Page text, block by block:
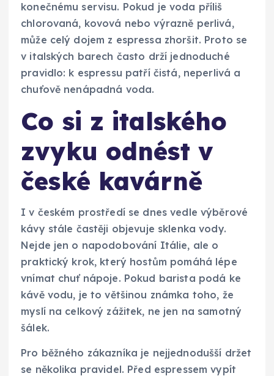
konečnému servisu. Pokud je voda příliš
chlorovaná, kovová nebo výrazně perlivá,
může celý dojem z espressa zhoršit. Proto se
v italských barech často drží jednoduché
pravidlo: k espressu patří čistá, neperlivá a
chuťově nenápadná voda.
Co si z italského
zvyku odnést v
české kavárně
I v českém prostředí se dnes vedle výběrové
kávy stále častěji objevuje sklenka vody.
Nejde jen o napodobování Itálie, ale o
praktický krok, který hostům pomáhá lépe
vnímat chuť nápoje. Pokud barista podá ke
kávě vodu, je to většinou známka toho, že
myslí na celkový zážitek, ne jen na samotný
šálek.
Pro běžného zákazníka je nejjednodušší držet
se několika pravidel. Před espressem vypít